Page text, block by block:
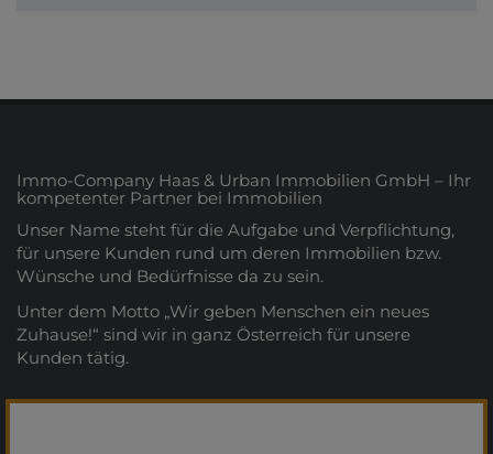
Immo-Company Haas & Urban Immobilien GmbH – Ihr
kompetenter Partner bei Immobilien
Unser Name steht für die Aufgabe und Verpflichtung,
für unsere Kunden rund um deren Immobilien bzw.
Wünsche und Bedürfnisse da zu sein.
Unter dem Motto „Wir geben Menschen ein neues
Zuhause!“ sind wir in ganz Österreich für unsere
Kunden tätig.